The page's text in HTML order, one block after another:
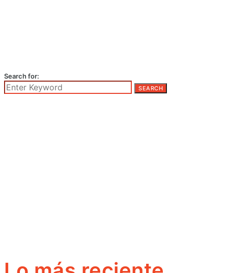
Search for:
SEARCH